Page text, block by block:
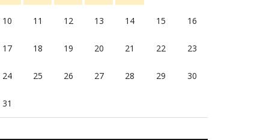
10 11 12 13 14 15 16
17 18 19 20 21 22 23
24 25 26 27 28 29 30
31